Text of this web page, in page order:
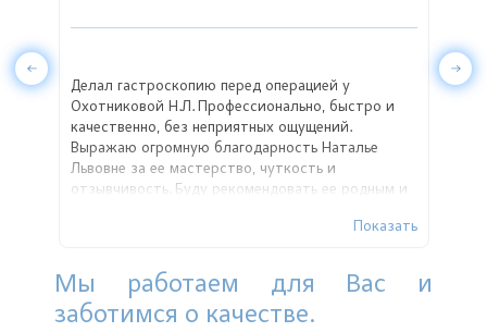
Делал гастроскопию перед операцией у
Охотниковой Н.Л. Профессионально, быстро и
качественно, без неприятных ощущений.
Выражаю огромную благодарность Наталье
Львовне за ее мастерство, чуткость и
отзывчивость. Буду рекомендовать ее родным и
Показать
Мы работаем для Вас и
заботимся о качестве.